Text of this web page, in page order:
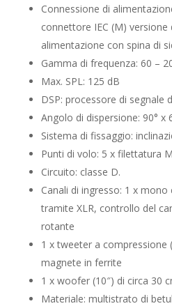
Connessione di
connettore IEC (M)
alimentazione con spina di
Gamma di frequenza: 60 –
Max. SPL: 125 dB
DSP: processore di segnale
Angolo di dispersione: 90° x
Sistema di fissaggio:
Punti di volo: 5 x filettatura
Circuito: classe D.
Canali di ingresso: 1 x
tramite XLR, controllo del
rotante
1 x tweeter a compressione
magnete in ferrite
1 x woofer (10″) di circa 30
Materiale: multistrato di